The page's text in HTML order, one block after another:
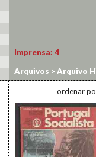
Imprensa: 4
Arquivos >Arquivo
ordenar